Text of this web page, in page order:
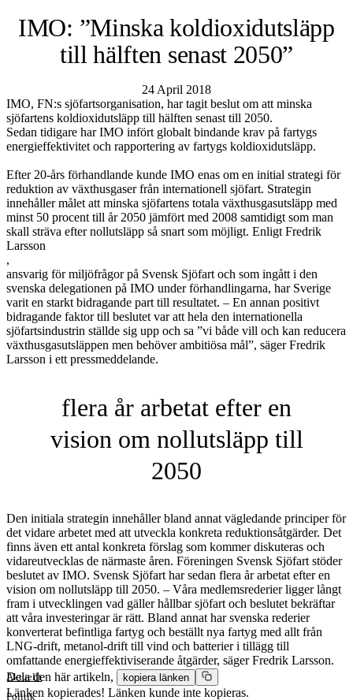
IMO: ”Minska koldioxidutsläpp
till hälften senast 2050”
24 April 2018
IMO, FN:s sjöfartsorganisation, har tagit beslut om att minska
sjöfartens koldioxidutsläpp till hälften senast till 2050.
Sedan tidigare har IMO infört globalt bindande krav på fartygs
energieffektivitet och rapportering av fartygs koldioxidutsläpp.
Efter 20-års förhandlande kunde IMO enas om en initial strategi för
reduktion av växthusgaser från internationell sjöfart. Strategin
innehåller målet att minska sjöfartens totala växthusgasutsläpp med
minst 50 procent till år 2050 jämfört med 2008 samtidigt som man
skall sträva efter nollutsläpp så snart som möjligt. Enligt Fredrik
Larsson
,
ansvarig för miljöfrågor på Svensk Sjöfart och som ingått i den
svenska delegationen på IMO under förhandlingarna, har Sverige
varit en starkt bidragande part till resultatet. ­­– En annan positivt
bidragande faktor till beslutet var att hela den internationella
sjöfartsindustrin ställde sig upp och sa ”vi både vill och kan reducera
växthusgasutsläppen men behöver ambitiösa mål”, säger Fredrik
Larsson i ett pressmeddelande.
flera år arbetat efter en
vision om nollutsläpp till
2050
Den initiala strategin innehåller bland annat vägledande principer för
det vidare arbetet med att utveckla konkreta reduktionsåtgärder. Det
finns även ett antal konkreta förslag som kommer diskuteras och
vidareutvecklas de närmaste åren. Föreningen Svensk Sjöfart stöder
beslutet av IMO. Svensk Sjöfart har sedan flera år arbetat efter en
vision om nollutsläpp till 2050. – Våra medlemsrederier ligger långt
fram i utvecklingen vad gäller hållbar sjöfart och beslutet bekräftar
att våra investeringar är rätt. Bland annat har svenska rederier
konverterat befintliga fartyg och beställt nya fartyg med allt från
LNG-drift, metanol-drift till vind och batterier i tillägg till
omfattande energieffektiviserande åtgärder, säger Fredrik Larsson.
Aktuellt
Politik
Dela den här artikeln, kopiera länken
Länken kopierades! Länken kunde inte kopieras.